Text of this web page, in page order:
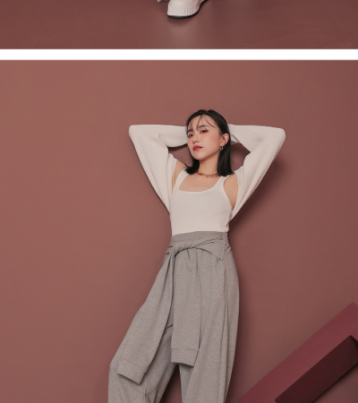
1. Perkhidmatan ini disediakan oleh Taiwan Mobile, pengguna telefon
mudah alih boleh segera menggunakan tanpa perlu memohon lagi.
dan kad prabayar)
2. Pilihan kaedah pembayaran "Pembayaran Ansuran Gogo", selepas
ansuran yang diingini, tarikh akhir pembayaran, dan setelah
mengesahkan pembayaran, transaksi akan selesai.
3. Jumlah kelulusan sebenar, bilangan ansuran dan jumlah bayaran
adalah berdasarkan halaman pengesahan transaksi seterusnya.
4. Dalam masa 30 minit selepas pesanan ditubuhkan, jika tidak pergi
untuk mengesahkan transaksi atau jika tidak lulus semakan, pesanan
akan dibatalkan secara automatik. Jika terdapat situasi "pindah untuk
semakan khusus" yang tidak lulus, ini menunjukkan bahawa sistem
penilaian tidak mencukupi, tiada penjelasan mengenai kandungan
【Penerangan Kaedah Pembayaran】
1. Pembayaran ansuran tidak digabungkan dalam bil telekomunikasi,
"Pembayaran Ansuran Gogo" akan menghantar SMS peringatan
pembayaran selepas tarikh penyelesaian bulanan.
2. Melalui pautan SMS untuk membuka bil, anda boleh memilih untuk
membayar melalui "Kod bar kedai serbaneka / Kedai rasmi Taiwan
Mobile / Pemindahan bank / Pembayaran J街口 / iPASS MONEY" dan
cs_tw@netprotections.co.jp
mempunyai sebarang kebimbangan mengenai pemprosesan dan
penggunaan pada data peribadi. Jika anda tidak bersetuju dengan data